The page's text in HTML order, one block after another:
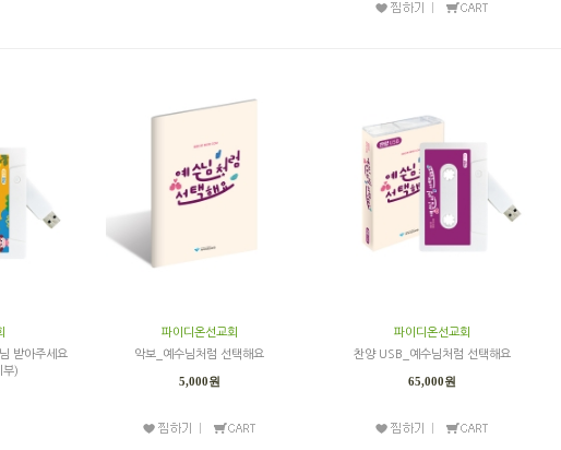
받아주세요
부)
파이디온선교회
악보_예수님처럼 선택해요
5,000원
파이디온선교회
찬양 USB_예수님처럼 선택해요
65,000원